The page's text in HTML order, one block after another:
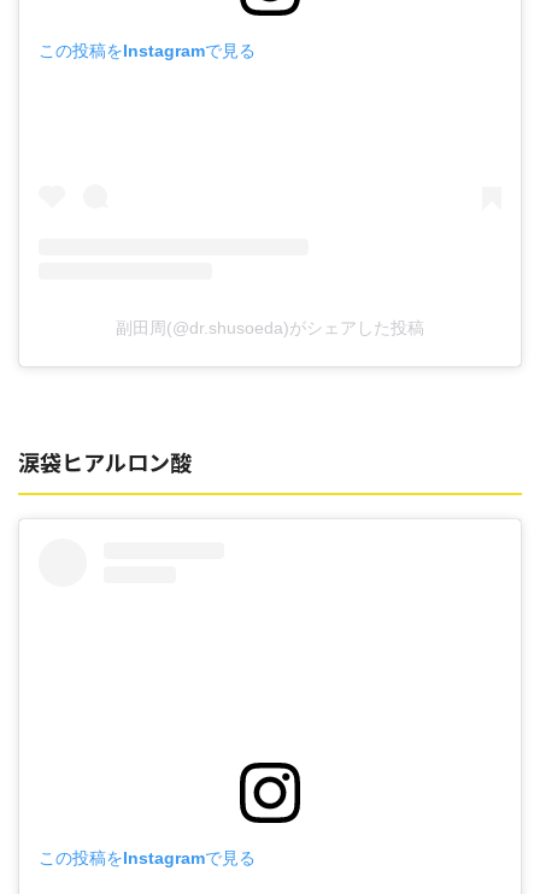
この投稿をInstagramで見る
副田周(@dr.shusoeda)がシェアした投稿
涙袋ヒアルロン酸
この投稿をInstagramで見る